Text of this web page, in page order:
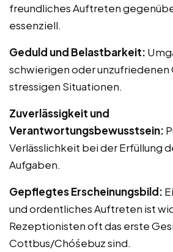
freundliches Auftreten
essenziell.
Geduld und Belastbarkeit:
schwierigen oder unzufriedenen
stressigen Situationen.
Zuverlässigkeit und
Verantwortungsbewusstsein:
Verlässlichkeit bei der Erfüllung
Aufgaben.
Gepflegtes Erscheinungsbild:
und ordentliches Auftreten ist
Rezeptionisten oft das erste
Cottbus/Chóśebuz sind.